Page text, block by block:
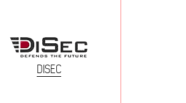
DISEC